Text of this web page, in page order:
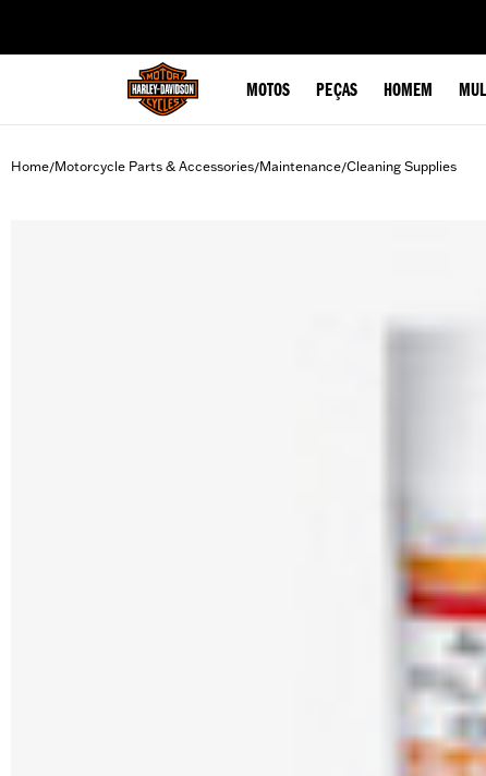
MOTOS PEÇAS HOMEM
Home/Motorcycle Parts & Accessories/Maintenance/Cleaning Supplies